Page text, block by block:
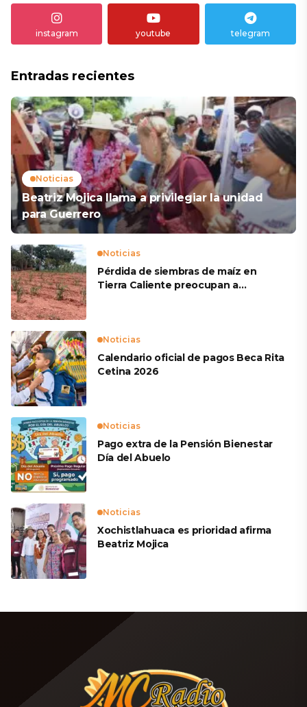
instagram youtube telegram
Entradas recientes
Noticias
Beatriz Mojica llama a privilegiar la unidad
para Guerrero
Noticias
Pérdida de siembras de maíz en
Tierra Caliente preocupan a
Noticias
Calendario oficial de pagos Beca Rita
Cetina 2026
Noticias
Pago extra de la Pensión Bienestar
Día del Abuelo
Noticias
Xochistlahuaca es prioridad afirma
Beatriz Mojica